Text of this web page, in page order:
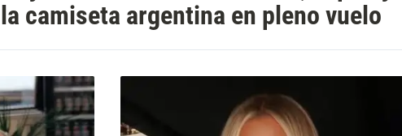
camiseta argentina en pleno vuelo